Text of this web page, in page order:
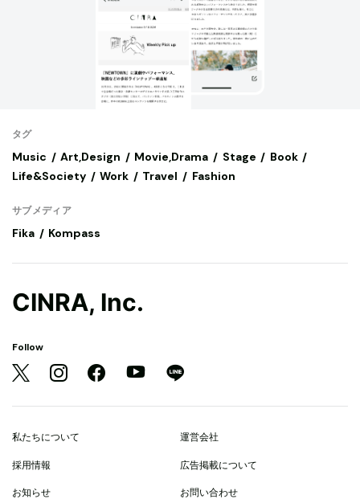
タグ
Music Art,Design Movie,Drama Stage
Book
Life&Society
Work Travel Fashion
サブメディア
Fika Kompass
CINRA, Inc.
Follow
私たちについて 運営会社
採用情報 広告掲載について
お知らせ お問い合わせ